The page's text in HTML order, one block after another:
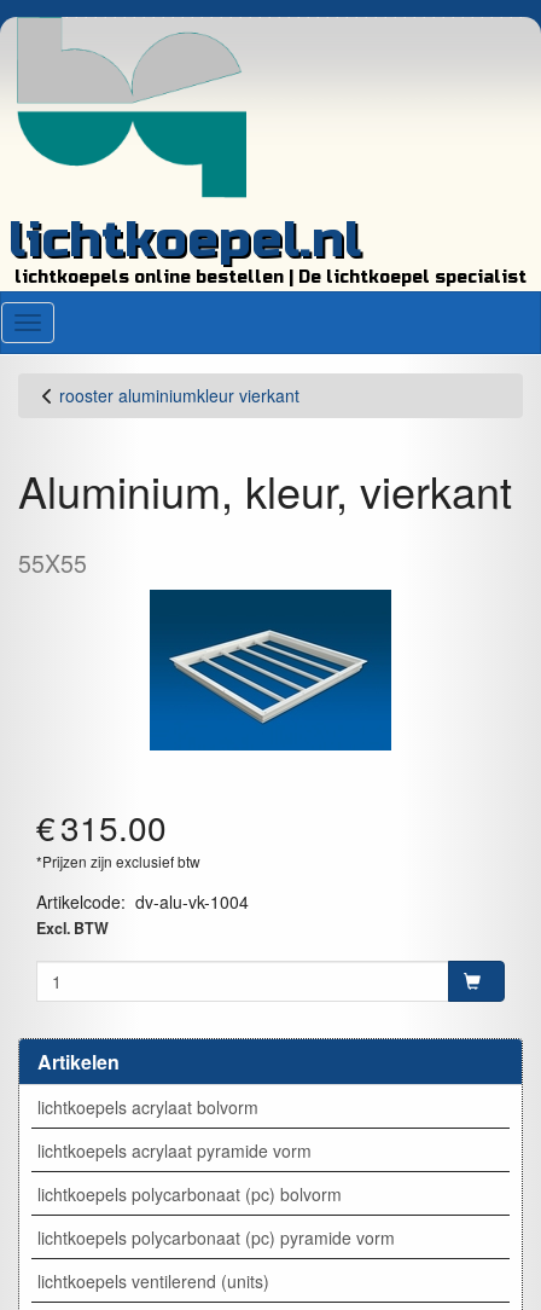
lichtkoepel.nl
lichtkoepels online bestellen | De lichtkoepel specialist
Menu
Artikelen
lichtkoepels acrylaat bolvorm
lichtkoepels acrylaat pyramide vorm
lichtkoepels polycarbonaat (pc) bolvorm
lichtkoepels polycarbonaat (pc) pyramide vorm
lichtkoepels ventilerend (units)
rooster aluminiumkleur vierkant
Aluminium, kleur, vierkant
55X55
€315.00
*Prijzen zijn exclusief btw
Artikelcode: dv-alu-vk-1004
Excl. BTW